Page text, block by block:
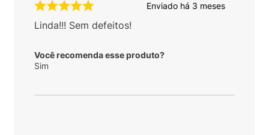
Enviado há 3 meses
Linda!!! Sem defeitos!
Você recomenda esse produto?
Sim